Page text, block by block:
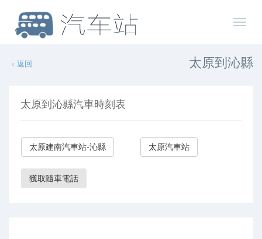
太原到沁縣
返回
太原到沁縣汽車時刻表
太原建南汽車站-沁縣 太原汽車站
獲取隨車電話